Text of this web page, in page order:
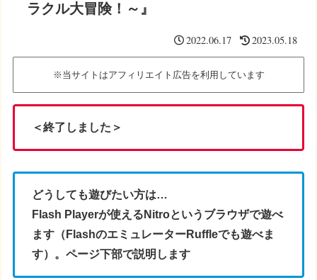
ラクル大冒険！～』
2022.06.17 2023.05.18
※当サイトはアフィリエイト広告を利用しています
＜終了しました＞
どうしても遊びたい方は…
Flash Playerが使えるNitroというブラウザで遊べ
ます（FlashのエミュレーターRuffleでも遊べま
す）。ページ下部で説明します